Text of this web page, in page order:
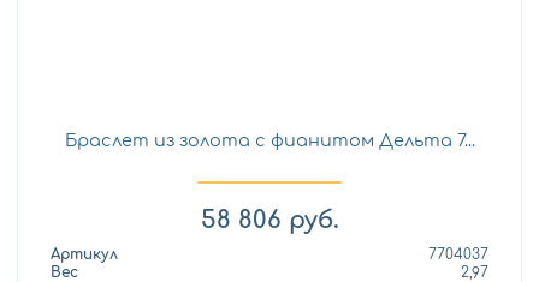
Браслет из золота с фианитом Дельта 7...
58 806 руб.
Артикул
7704037
Вес
2,97